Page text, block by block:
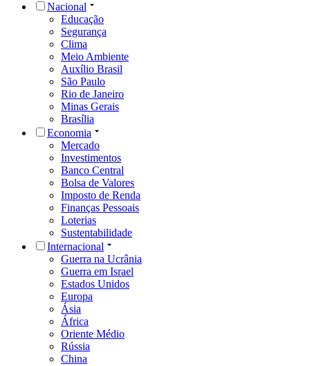
Nacional
Educação
Segurança
Clima
Meio Ambiente
Auxílio Brasil
São Paulo
Rio de Janeiro
Minas Gerais
Brasília
Economia
Mercado
Investimentos
Banco Central
Bolsa de Valores
Imposto de Renda
Finanças Pessoais
Loterias
Sustentabilidade
Internacional
Guerra na Ucrânia
Guerra em Israel
Estados Unidos
Europa
Ásia
África
Oriente Médio
Rússia
China